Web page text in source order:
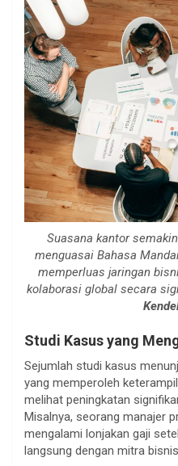
Suasana kantor
menguasai Bahasa
memperluas jaringan
kolaborasi global secara
Studi Kasus yang
Sejumlah studi kasus
yang memperoleh
melihat peningkatan
Misalnya, seorang manajer
mengalami lonjakan gaji
langsung dengan mitra